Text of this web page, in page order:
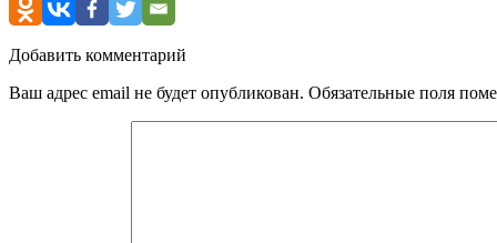
Добавить комментарий
Ваш адрес email не будет опубликован. Обязательные поля